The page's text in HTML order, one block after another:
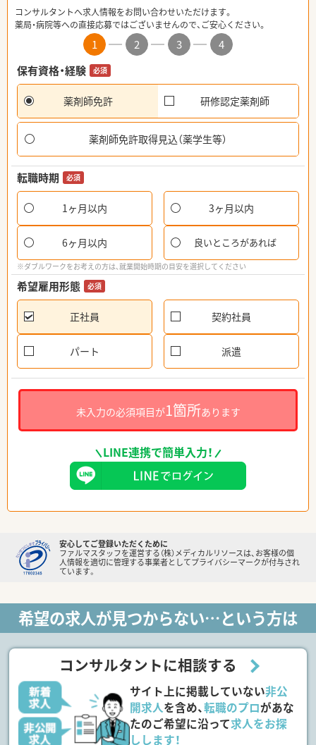
コンサルタントへ求人情報をお問い合わせいただけます。
薬局・病院等への直接応募ではございませんので、ご安心ください。
1 2 3
4
保有資格・経験
必須
薬剤師免許 研修認定薬剤師
薬剤師免許取得見込（薬学生等）
転職時期 必須
1ヶ月以内 3ヶ月以内
6ヶ月以内 良いところがあれば
※ダブルワークをお考えの方は、就業開始時期の目安を選択してください
希望雇用形態 必須
正社員 契約社員
パート 派遣
未入力の必須項目が1箇所あります
LINE連携で簡単入力！
安心してご登録いただくために
ファルマスタッフを運営する（株）メディカルリソースは、お客様の個
人情報を適切に管理する事業者としてプライバシーマークが付与され
ています。
希望の求人が見つからない…という方は
コンサルタントに相談する
サイト上に掲載していない非公
開求人を含め、転職のプロがあな
たのご希望に沿って求人をお探
しします！